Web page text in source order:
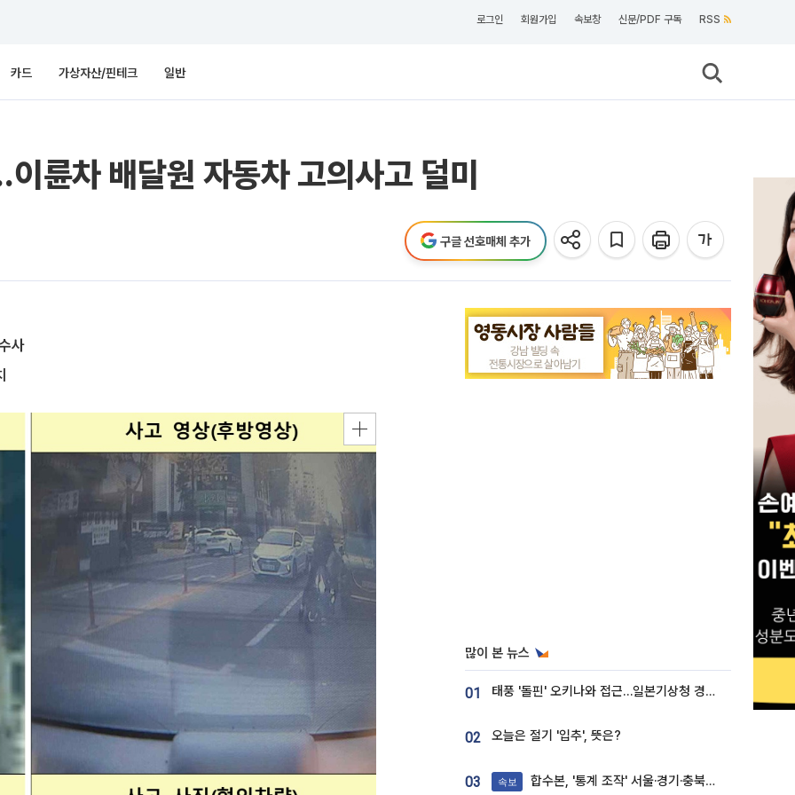
로그인 회원가입 속보창 신문/PDF 구독 RSS
카드 가상자산/핀테크 일반
륜차 배달원 자동차 고의사고 덜미
구글 선호매체 추가
사
많이 본 뉴스
01 태풍 '돌핀' 오키나와 접근…일본기상청 경로 업데이트
02 오늘은 절기 '입추', 뜻은?
03 속보 합수본, '통계 조작' 서울·경기·충북 선관위 등 추가 압수수색